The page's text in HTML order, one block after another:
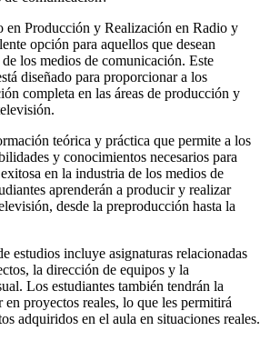
en Producción y Realización en Radio y
opción para aquellos que desean
los medios de comunicación. Este
diseñado para proporcionar a los
completa en las áreas de producción y
teórica y práctica que permite a los
y conocimientos necesarios para
en la industria de los medios de
aprenderán a producir y realizar
desde la preproducción hasta la
estudios incluye asignaturas relacionadas
la dirección de equipos y la
Los estudiantes también tendrán la
proyectos reales, lo que les permitirá
adquiridos en el aula en situaciones reales.